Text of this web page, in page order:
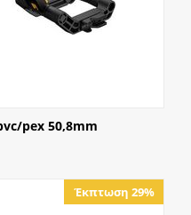
pex 50,8mm
Έκπτωση 29%